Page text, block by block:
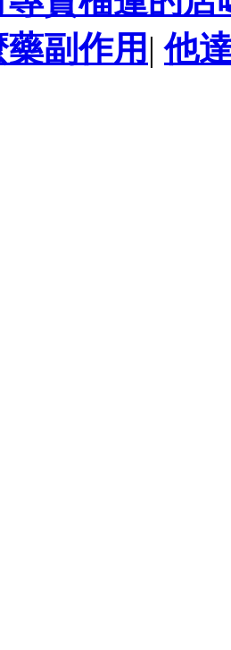
副作用 |他